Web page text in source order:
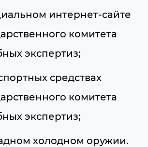
интернет-сайте
комитета
экспертиз;
средствах
комитета
экспертиз;
холодном оружии.